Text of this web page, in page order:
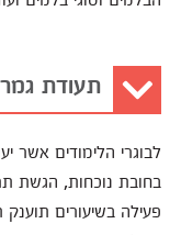
תעודת
לבוגרי הלימודים אשר
בחובת נוכחות, הגשת
פעילה בשיעורים